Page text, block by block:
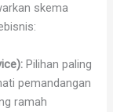
skema
Pilihan paling
pemandangan
ramah